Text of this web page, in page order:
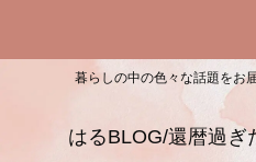
暮らしの中の色々な話題をお
はるBLOG/還暦過ぎ